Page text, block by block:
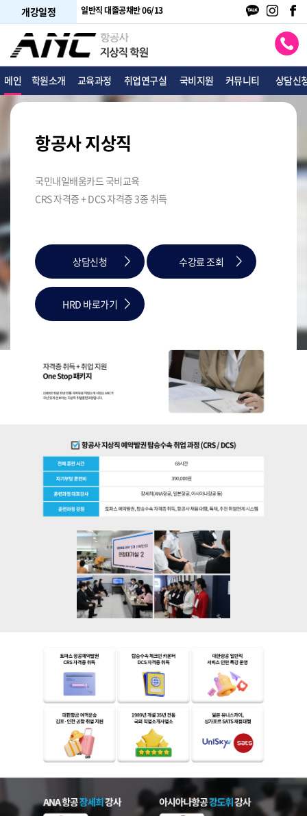
개강일정
05/22 일반직 대졸공채반 06/13 취업 면접반 주말 05/24
메인 학원소개 교육과정 취업연구실 국비지원 커뮤니티 상담신
항공사 지상직
국민내일배움카드 국비교육
CRS 자격증 + DCS 자격증 3종 취득
상담신청 수강료 조회
HRD 바로가기